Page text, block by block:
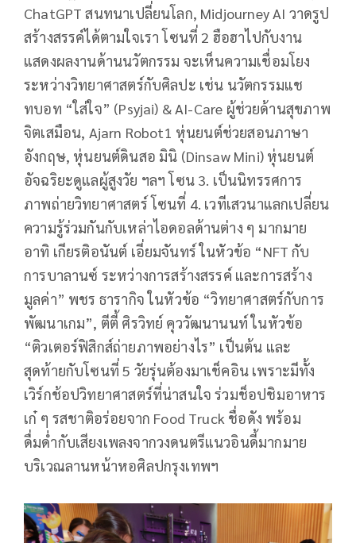
ChatGPT สนทนาเปลี่ยนโลก, Midjourney AI วาดรูป
สร้างสรรค์ได้ตามใจเรา โซนที่ 2 ฮือฮาไปกับงาน
แสดงผลงานด้านนวัตกรรม จะเห็นความเชื่อมโยง
ระหว่างวิทยาศาสตร์กับศิลปะ เช่น นวัตกรรมแช
ทบอท “ใส่ใจ” (Psyjai) & AI-Care ผู้ช่วยด้านสุขภาพ
จิตเสมือน, Ajarn Robot1 หุ่นยนต์ช่วยสอนภาษา
อังกฤษ, หุ่นยนต์ดินสอ มินิ (Dinsaw Mini) หุ่นยนต์
อัจฉริยะดูแลผู้สูงวัย ฯลฯ โซน 3. เป็นนิทรรศการ
ภาพถ่ายวิทยาศาสตร์ โซนที่ 4. เวทีเสวนาแลกเปลี่ยน
ความรู้ร่วมกันกับเหล่าไอดอลด้านต่าง ๆ มากมาย
อาทิ เกียรติอนันต์ เอี่ยมจันทร์ ในหัวข้อ “NFT กับ
การบาลานซ์ ระหว่างการสร้างสรรค์ และการสร้าง
มูลค่า” พชร ธารากิจ ในหัวข้อ “วิทยาศาสตร์กับการ
พัฒนาเกม”, ตีตี้ ศิรวิทย์ คุววัฒนานนท์ ในหัวข้อ
“ติวเตอร์ฟิสิกส์ถ่ายภาพอย่างไร” เป็นต้น และ
สุดท้ายกับโซนที่ 5 วัยรุ่นต้องมาเช็คอิน เพราะมีทั้ง
เวิร์กช้อปวิทยาศาสตร์ที่น่าสนใจ ร่วมช็อปชิมอาหาร
เก๋ ๆ รสชาติอร่อยจาก Food Truck ชื่อดัง พร้อม
ดื่มด่ำกับเสียงเพลงจากวงดนตรีแนวอินดี้มากมาย
บริเวณลานหน้าหอศิลปกรุงเทพฯ